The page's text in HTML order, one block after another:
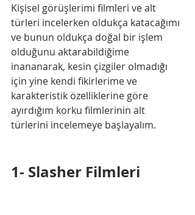
Kişisel görüşlerimi filmleri ve alt
türleri incelerken oldukça katacağımı
ve bunun oldukça doğal bir işlem
olduğunu aktarabildiğime
inananarak, kesin çizgiler olmadığı
için yine kendi fikirlerime ve
karakteristik özelliklerine göre
ayırdığım korku filmlerinin alt
türlerini incelemeye başlayalım.
1- Slasher Filmleri